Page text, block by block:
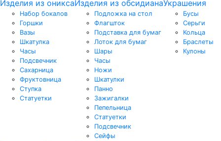
Изделия из оникса
Набор бокалов
Горшки
Вазы
Шкатулка
Часы
Подсвечник
Сахарница
Фруктовница
Ступка
Статуетки
Изделия из обсидиана
Подложка на стол
Флагшток
Подставка для бумаг
Лоток для бумаг
Шары
Часы
Ножи
Шкатулки
Панно
Зажигалки
Пепельница
Статуетки
Подсвечник
Сейфы
Украшения
Бусы
Серьги
Кольца
Браслеты
Кулоны